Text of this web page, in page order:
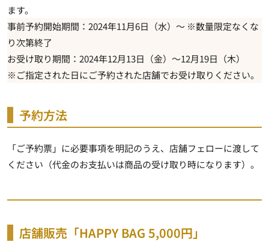
ます。
事前予約開始期間：2024年11月6日（水）～ ※数量限定なくな
り次第終了
お受け取り期間：2024年12月13日（金）～12月19日（木）
※ご指定された日にご予約された店舗でお受け取りください。
予約方法
「ご予約票」に必要事項を明記のうえ、店舗フェローに渡して
ください（代金のお支払いは商品の受け取り時になります）。
店舗販売「HAPPY BAG 5,000円」